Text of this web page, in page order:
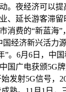
。夜经济可以
、延长游客滞留
消费的“新蓝海”
经济新兴活力源
”。6月6日，中
国广电获颁5G
发射5G信号，